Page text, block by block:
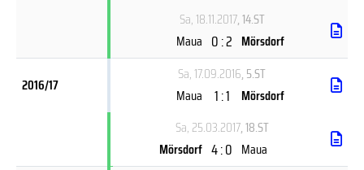
Sa, 18.11.2017, 14.ST
Maua 0 : 2 Mörsdorf
2016/17
Sa, 17.09.2016, 5.ST
Maua
1 : 1
Mörsdorf
Sa, 25.03.2017, 18.ST
Mörsdorf 4 : 0 Maua